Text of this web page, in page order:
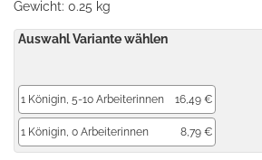
Gewicht: 0.25 kg
Auswahl Variante wählen
1 Königin, 5-10 Arbeiterinnen 16,49 €
1 Königin, 0 Arbeiterinnen 8,79 €